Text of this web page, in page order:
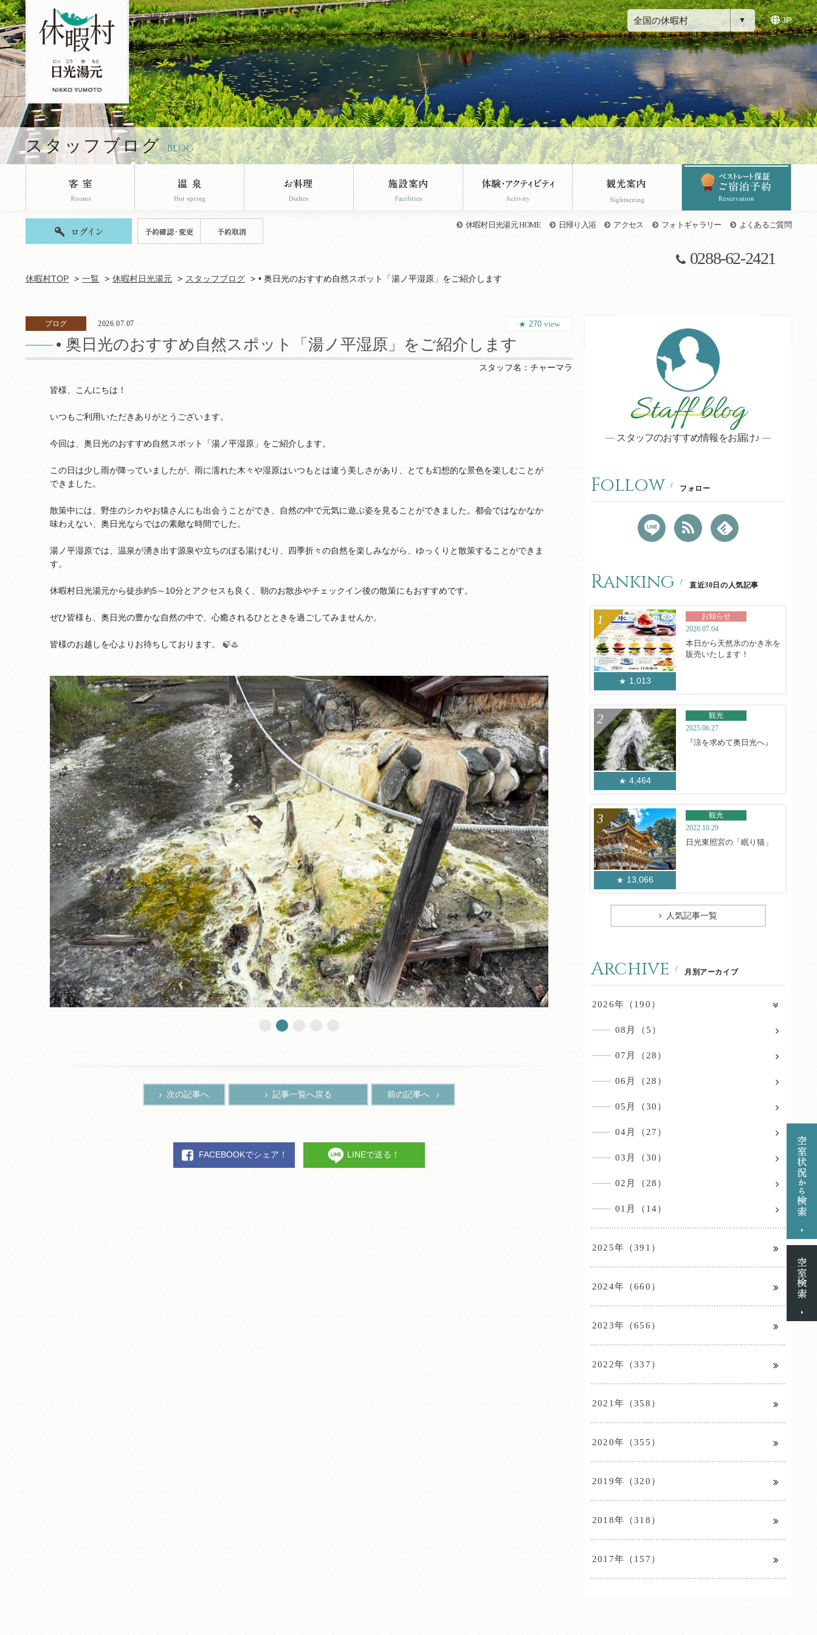
休暇村日光湯元のブログページです。 全国の休暇村 JP
スタッフブログ BLOG
休暇村日光湯元 HOME 日帰り入浴 アクセス フォトギャラリー よくあるご質問
0288-62-2421
休暇村TOP 一覧 休暇村日光湯元 スタッフブログ • 奥日光のおすすめ自然スポット「湯ノ平湿原」をご紹介します
ブログ 2026.07.07
• 奥日光のおすすめ自然スポット「湯ノ平湿原」をご紹介します
270 view
スタッフ名： チャーマラ
皆様、こんにちは！
いつもご利用いただきありがとうございます。
今回は、奥日光のおすすめ自然スポット「湯ノ平湿原」をご紹介します。
この日は少し雨が降っていましたが、雨に濡れた木々や湿原はいつもとは違う美しさがあり、とても幻想的な景色を楽しむことが
できました。
散策中には、野生のシカやお猿さんにも出会うことができ、自然の中で元気に遊ぶ姿を見ることができました。都会ではなかなか
味わえない、奥日光ならではの素敵な時間でした。
湯ノ平湿原では、温泉が湧き出す源泉や立ちのぼる湯けむり、四季折々の自然を楽しみながら、ゆっくりと散策することができま
す。
休暇村日光湯元から徒歩約5～10分とアクセスも良く、朝のお散歩やチェックイン後の散策にもおすすめです。
ぜひ皆様も、奥日光の豊かな自然の中で、心癒されるひとときを過ごしてみませんか。
皆様のお越しを心よりお待ちしております。 🍃♨️
次の記事へ 記事一覧へ戻る 前の記事へ
FACEBOOKでシェア！ LINEで送る！
Staff blog
スタッフのおすすめ情報をお届け♪
Follow フォロー
Ranking 直近30日の人気記事
1,013
お知らせ
2026.07.04
本日から天然氷のかき氷を
販売いたします！
4,464
観光
2025.06.27
『涼を求めて奥日光へ』
13,066
観光
2022.10.29
日光東照宮の「眠り猫」
人気記事一覧
Archive 月別アーカイブ
2026年（190）
08月（5）
07月（28）
06月（28）
05月（30）
04月（27）
03月（30）
02月（28）
01月（14）
2025年（391）
2024年（660）
2023年（656）
2022年（337）
2021年（358）
2020年（355）
2019年（320）
2018年（318）
2017年（157）